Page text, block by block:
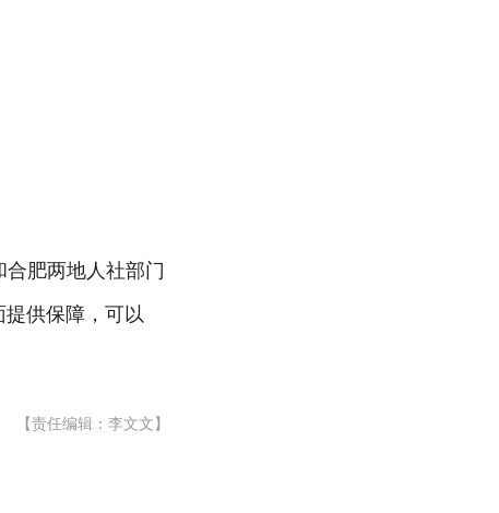
肥两地人社部门
供保障，可以
【责任编辑：李文文】